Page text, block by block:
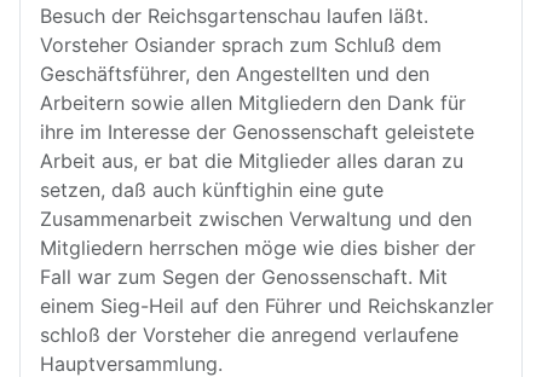
Besuch der Reichsgartenschau laufen läßt.
Vorsteher Osiander sprach zum Schluß dem
Geschäftsführer, den Angestellten und den
Arbeitern sowie allen Mitgliedern den Dank für
ihre im Interesse der Genossenschaft geleistete
Arbeit aus, er bat die Mitglieder alles daran zu
setzen, daß auch künftighin eine gute
Zusammenarbeit zwischen Verwaltung und den
Mitgliedern herrschen möge wie dies bisher der
Fall war zum Segen der Genossenschaft. Mit
einem Sieg-Heil auf den Führer und Reichskanzler
schloß der Vorsteher die anregend verlaufene
Hauptversammlung.